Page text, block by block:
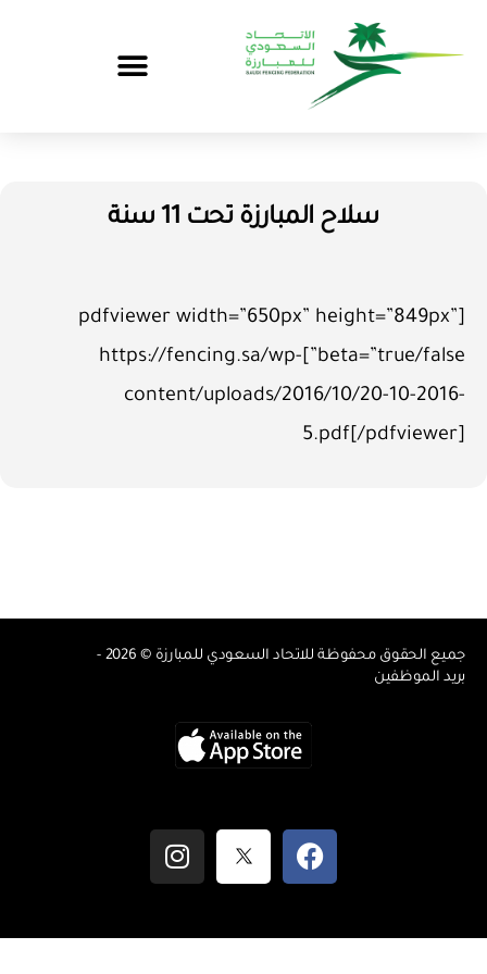
سلاح المبارزة تحت 11 سنة
[pdfviewer width=”650px” height=”849px”
beta=”true/false”]https://fencing.sa/wp-
content/uploads/2016/10/20-10-2016-
5.pdf[/pdfviewer]
جميع الحقوق محفوظة للاتحاد السعودي للمبارزة © 2026 -
بريد الموظفين